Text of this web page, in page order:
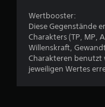
Wertbooster:
Diese Gegenstände
Charakters (TP, MP,
Willenskraft,
Charakteren benutzt
jeweiligen Wertes